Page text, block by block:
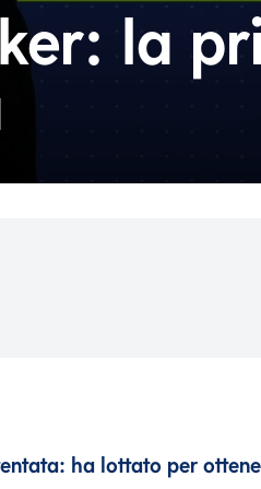
la
ha lottato per